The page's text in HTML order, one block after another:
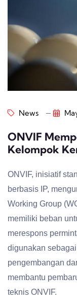
News
ONVIF
Kelompok
ONVIF, inisiatif
berbasis IP,
Working Group
memiliki beban
merespons
digunakan
pengembangan
membantu
teknis ONVIF.